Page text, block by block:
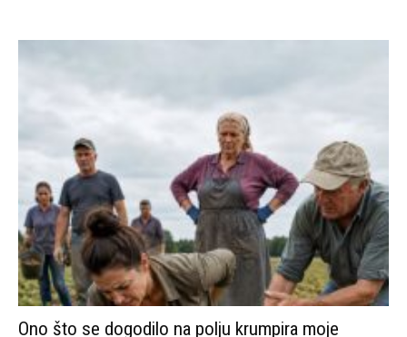
Ono što se dogodilo na polju krumpira moje